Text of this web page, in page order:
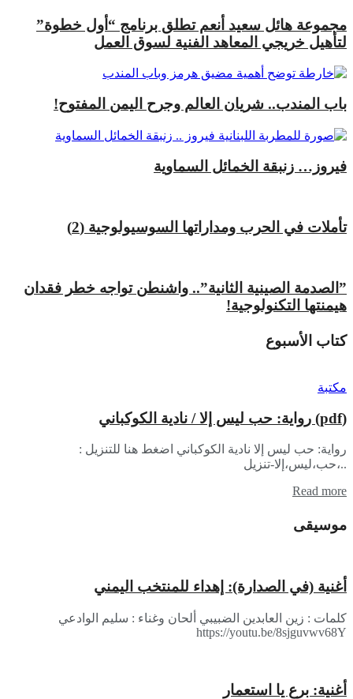
مجموعة هائل سعيد أنعم تطلق برنامج “أول خطوة”
لتأهيل خريجي المعاهد الفنية لسوق العمل
باب المندب.. شريان العالم وجرح اليمن المفتوح!
فيروز… زنبقة الخمائل السماوية
تأملات في الحرب ومداراتها السوسيولوجية (2)
​”الصدمة الصينية الثانية”.. واشنطن تواجه خطر فقدان
هيمنتها التكنولوجية!
كتاب الأسبوع
مكتبة
(pdf) رواية: حب ليس إلا / نادية الكوكباني
رواية: حب ليس إلا نادية الكوكباني اضغط هنا للتنزيل :
..،حب،ليس،إلا-تنزيل
Read more
موسيقى
أغنية (في الصدارة): إهداء للمنتخب اليمني
كلمات : زين العابدين الضبيبي ألحان وغناء : سليم الوادعي
https://youtu.be/8sjguvwv68Y
أغنية: برع يا استعمار